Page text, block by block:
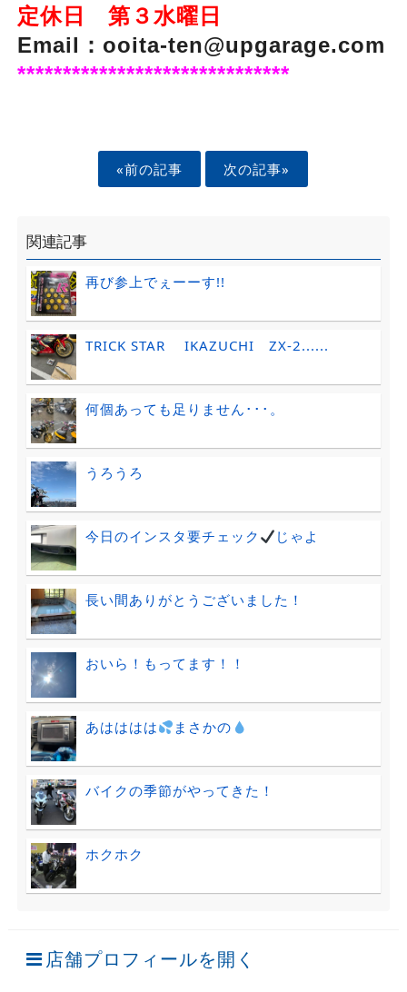
定休日 第３水曜日
Email：ooita-ten@upgarage.com
******************************
«前の記事 次の記事»
関連記事
再び参上でぇーーす!!
TRICK STAR IKAZUCHI ZX-2......
何個あっても足りません･･･。
うろうろ
今日のインスタ要チェック じゃよ
長い間ありがとうございました！
おいら！もってます！！
あはははは まさかの
バイクの季節がやってきた！
ホクホク
店舗プロフィールを開く